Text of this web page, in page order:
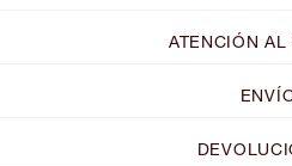
ATENCIÓN AL